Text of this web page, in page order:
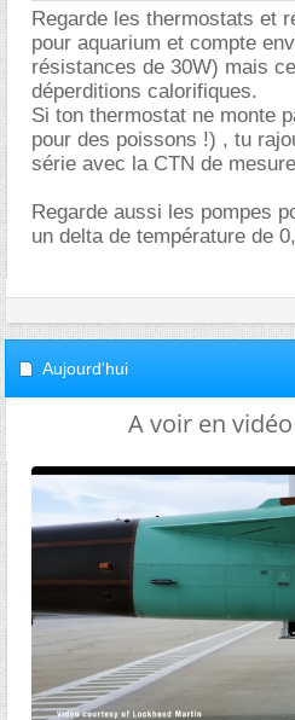
Regarde les thermostats et
pour aquarium et compte
résistances de 30W) mais
déperditions calorifiques.
Si ton thermostat ne monte
pour des poissons !) , tu
série avec la CTN de
Regarde aussi les pompes
un delta de température de
Aujourd'hui
A voir en